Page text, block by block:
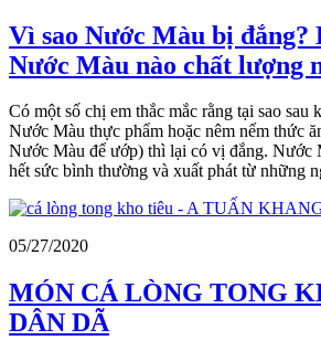
Vì sao Nước Màu bị đắng?
Nước Màu nào chất lượng
Có một số chị em thắc mắc rằng tại sao sau
Nước Màu thực phẩm hoặc nêm nếm thức
Nước Màu để ướp) thì lại có vị đắng. Nước
hết sức bình thường và xuất phát từ những
05/27/2020
MÓN CÁ LÒNG TONG
DÂN DÃ